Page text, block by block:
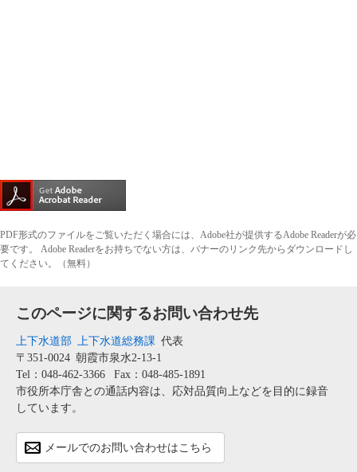
PDF形式のファイルをご覧いただく場合には、Adobe社が提供するAdobe Readerが必
要です。
Adobe Readerをお持ちでない方は、バナーのリンク先からダウンロードし
てください。（無料）
このページに関するお問い合わせ先
上下水道部 上下水道総務課 代表
〒351-0024 朝霞市泉水2-13-1
Tel：048-462-3366
Fax：048-485-1891
市役所本庁舎との通話内容は、応対品質向上などを目的に録音
しています。
メールでのお問い合わせはこちら